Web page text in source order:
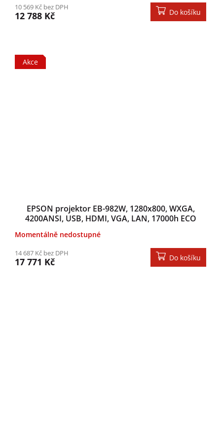
10 569 Kč bez DPH
12 788 Kč Do košíku
Akce
EPSON projektor EB-982W, 1280x800, WXGA,
4200ANSI, USB, HDMI, VGA, LAN, 17000h ECO
Momentálně nedostupné
14 687 Kč bez DPH
17 771 Kč Do košíku